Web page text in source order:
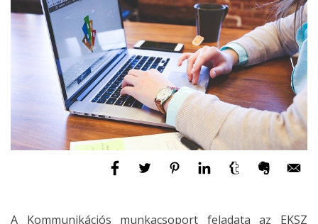
A Kommunikációs munkacsoport feladata az EKSZ